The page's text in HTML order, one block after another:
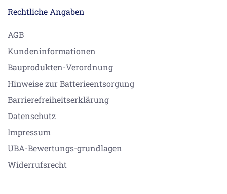
Rechtliche Angaben
AGB
Kundeninformationen
Bauprodukten-Verordnung
Hinweise zur Batterieentsorgung
Barrierefreiheitserklärung
Datenschutz
Impressum
UBA-Bewertungs-grundlagen
Widerrufsrecht